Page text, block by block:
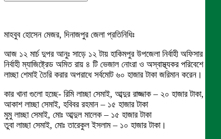
মাহবুব হোসেন মেজর, দিনাজপুর জেলা প্রতিনিধিঃ
আজ ১২ মার্চ দুপর আনুঃ সাড়ে ১২ টায় হাকিমপুর উপজেলা নির্বাহী অফিসার ও
নির্বাহী ম্যাজিষ্ট্রেড অমিত রায় ৪ টি ভেজাল নোংরা ও অস্বাস্থ্যকর পরিবেশে
লাচ্ছা শেমাই তৈরি করার অপরাধে সর্বমোট ৬০ হাজার টাকা জরিমান করেন।
কার খানা গুলো হচ্ছে- রিমি লাচ্ছা সেমাই, আব্দুর রাজ্জাক – ২০ হাজার টাকা,
আকাশ লাচ্ছা সেমাই, হবিবর রহমান – ১৫ হাজার টাকা
মুমু লাচ্ছা সেমাই, মোঃ আব্দুল মালেক – ১৫ হাজার টাকা
তুবা লাচ্ছা সেমাই, মোঃ তারেকুল ইসলাম – ১০ হাজার টাকা।